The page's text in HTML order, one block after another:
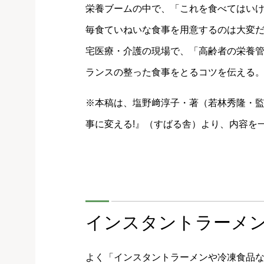
栄養ブームの中で、「これを食べてはい
毎食ていねいな食事を用意するのは大変
宅医療・介護の現場で、「高齢者の栄養
ランスの整った食事をとるコツを伝える。
※本稿は、塩野﨑淳子・著（若林秀隆・
事に変える!』（すばる舎）より、内容を
インスタントラーメ
よく「インスタントラーメンや冷凍食品